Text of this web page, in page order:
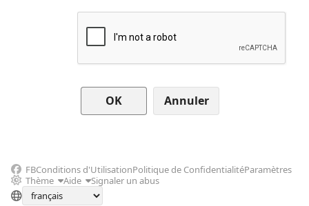
Annuler
FBConditions d'UtilisationPolitique de ConfidentialitéParamètres
Thème
Aide Signaler un abus